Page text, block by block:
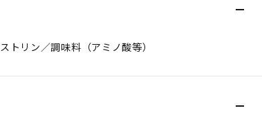
トリン／調味料（アミノ酸等）